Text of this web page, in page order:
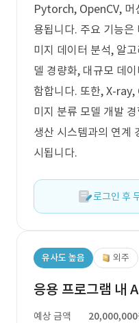
Pytorch, OpenCV, 머
용됩니다. 주요 기능은
미지 데이터 분석, 알
델 경량화, 대규모 데
함합니다. 또한, X-ray,
미지 분류 모델 개발
생산 시스템과의 연계
시됩니다.
로그인 후
유사도 높음 외주
응용 프로그램 내
예상 금액
20,000,000